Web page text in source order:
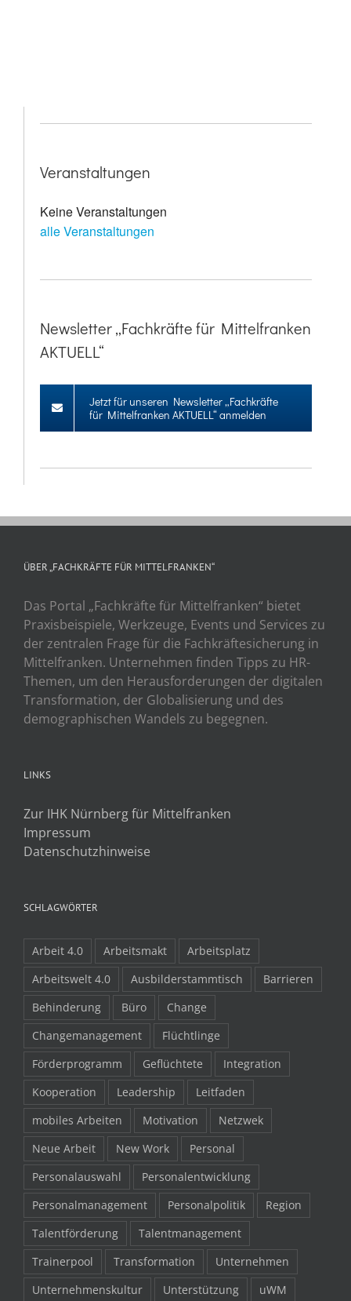
Veranstaltungen
Keine Veranstaltungen
alle Veranstaltungen
Newsletter „Fachkräfte für Mittelfranken
AKTUELL“
Jetzt für unseren Newsletter „Fachkräfte
für Mittelfranken AKTUELL“ anmelden
ÜBER „FACHKRÄFTE FÜR MITTELFRANKEN“
Das Portal „Fachkräfte für Mittelfranken“ bietet
Praxisbeispiele, Werkzeuge, Events und Services zu
der zentralen Frage für die Fachkräftesicherung in
Mittelfranken. Unternehmen finden Tipps zu HR-
Themen, um den Herausforderungen der digitalen
Transformation, der Globalisierung und des
demographischen Wandels zu begegnen.
LINKS
Zur IHK Nürnberg für Mittelfranken
Impressum
Datenschutzhinweise
SCHLAGWÖRTER
Arbeit 4.0 Arbeitsmakt
Arbeitsplatz
Arbeitswelt 4.0
Ausbilderstammtisch
Barrieren
Behinderung
Büro
Change
Changemanagement
Flüchtlinge
Förderprogramm
Geflüchtete
Integration
Kooperation
Leadership
Leitfaden
mobiles Arbeiten
Motivation
Netzwek
Neue Arbeit
New Work
Personal
Personalauswahl
Personalentwicklung
Personalmanagement
Personalpolitik
Region
Talentförderung
Talentmanagement
Trainerpool
Transformation
Unternehmen
Unternehmenskultur
Unterstützung uWM